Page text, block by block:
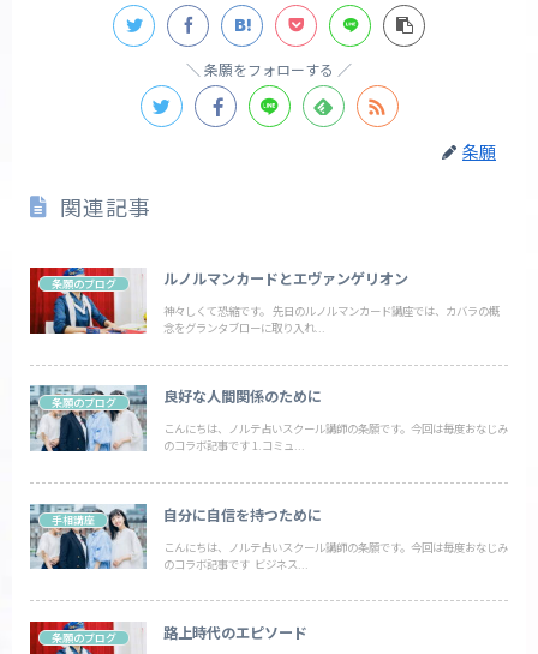
条願をフォローする
条願
関連記事
条願のブログ ルノルマンカードとエヴァンゲリオン
神々しくて恐縮です。 先日のルノルマンカード講座では、カバラの概
念をグランタブローに取り入れ...
条願のブログ 良好な人間関係のために
こんにちは、ノルテ占いスクール講師の条願です。今回は毎度おなじみ
のコラボ記事です 1.コミュ...
手相講座 自分に自信を持つために
こんにちは、ノルテ占いスクール講師の条願です。今回は毎度おなじみ
のコラボ記事です ビジネス...
条願のブログ 路上時代のエピソード